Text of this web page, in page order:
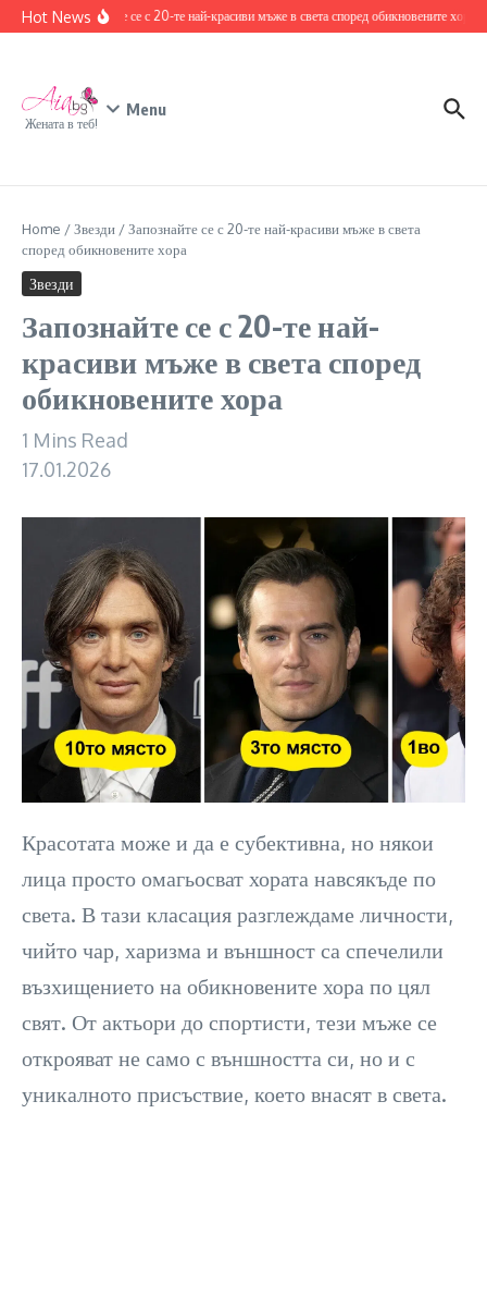
Skip to content
Hot News
Запознайте се с 20-те най-красиви мъже в света според обикновените хора
Жената в теб!
Menu
Home /Звезди /Запознайте се с 20-те най-красиви мъже в света
според обикновените хора
Звезди
Запознайте се с 20-те най-
красиви мъже в света според
обикновените хора
1 Mins Read
17.01.2026
Красотата може и да е субективна, но някои
лица просто омагьосват хората навсякъде по
света. В тази класация разглеждаме личности,
чийто чар, харизма и външност са спечелили
възхищението на обикновените хора по цял
свят. От актьори до спортисти, тези мъже се
открояват не само с външността си, но и с
уникалното присъствие, което внасят в света.